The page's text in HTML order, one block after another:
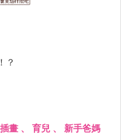
？
插畫 、 育兒 、 新手爸媽